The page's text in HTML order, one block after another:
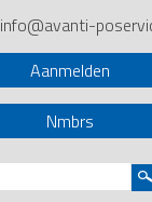
info@avanti-
Aanmelden
Nmbrs